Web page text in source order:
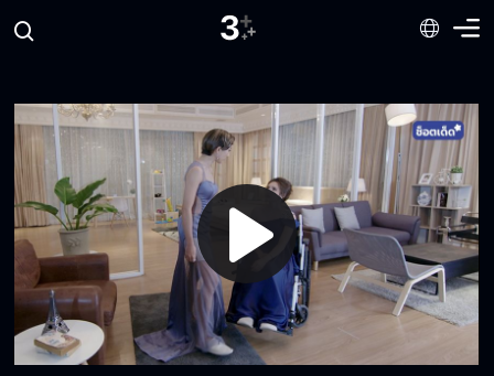
Play
Video
คุณกับผมเป็นบัดดี้กัน
คุณโอเคหรือเปล่า
ให้ทุกข์แก่ท่านทุกข์นั้นถึงตัว
เป็นไรรึปล่าวคุณ